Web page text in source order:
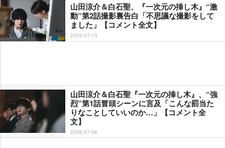
山田涼介＆白石聖、『一次元の挿し木』“激
動”第2話撮影裏告白「不思議な撮影をして
ました」【コメント全文】
2026-07-13
山田涼介＆白石聖『一次元の挿し木』、“強
烈”第1話冒頭シーンに言及「こんな罰当た
りなことしていいのか…」【コメント全
文】
2026-07-06